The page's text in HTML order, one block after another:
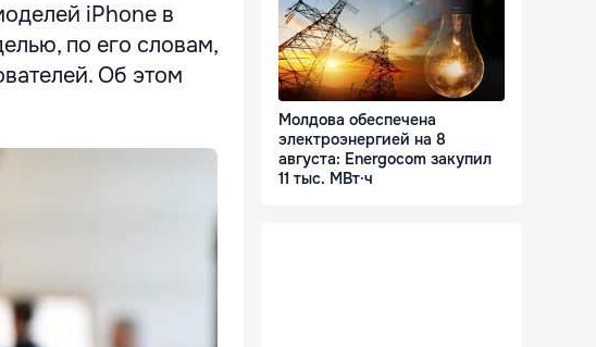
iPhone в
по его словам,
Об этом
Молдова обеспечена
электроэнергией на 8
августа: Energocom закупил
11 тыс. МВт·ч